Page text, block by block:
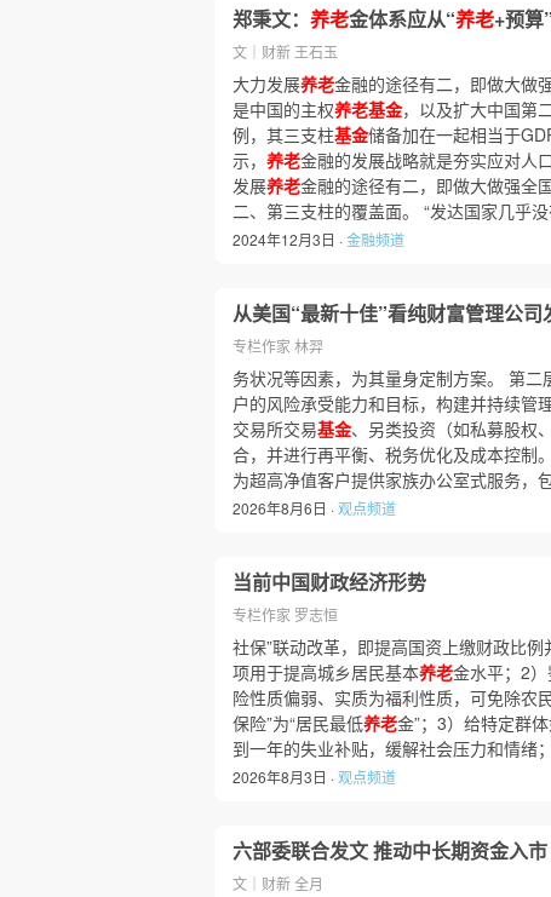
郑秉文： 养老金体系应从“养老+预算
文｜财新 王石玉
大力发展养老金融的途径有二，即做大做
是中国的主权养老基金，以及扩大中国第
例，其三支柱基金储备加在一起相当于
示， 养老金融的发展战略就是夯实应对人
发展养老金融的途径有二，即做大做强全
二、第三支柱的覆盖面。 “发达国家几乎
2024年12月3日 ·金融频道
从美国“最新十佳”看纯财富管理公司
专栏作家 林羿
务状况等因素，为其量身定制方案。 第
户的风险承受能力和目标，构建并持续管
交易所交易基金、另类投资（如私募股权
合，并进行再平衡、税务优化及成本控制
为超高净值客户提供家族办公室式服务
2026年8月6日 ·观点频道
当前中国财政经济形势
专栏作家 罗志恒
社保”联动改革，即提高国资上缴财政比
项用于提高城乡居民基本养老金水平；2
险性质偏弱、实质为福利性质，可免除农
保险”为“居民最低养老金”；3）给特定群
到一年的失业补贴，缓解社会压力和情
2026年8月3日 ·观点频道
六部委联合发文 推动中长期资金入市
文｜财新 全月